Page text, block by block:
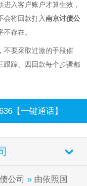
入客户账户才算生效，
会将回款打入南京讨债公
存在。
不要采取过激的手段催
跟踪、四回款每个步骤都
【一键通话】
公司 » 由依照国